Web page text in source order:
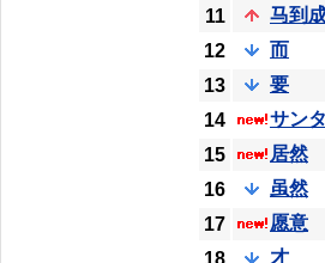
11
马到
12
而
13
要
14
サン
15
居然
16
虽然
17
愿意
18
才